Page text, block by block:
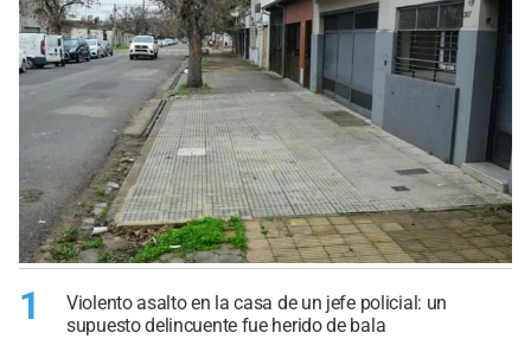
1
Violento asalto en la casa de un jefe policial: un
supuesto delincuente fue herido de bala